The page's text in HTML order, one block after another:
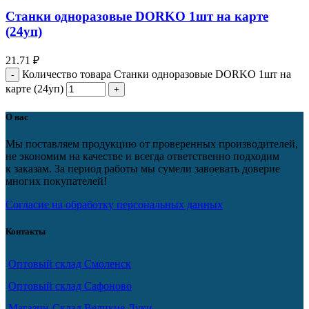
Станки одноразовые DORKO 1шт на карте
(24уп)
21.71 ₽
Количество товара Станки одноразовые DORKO 1шт на
карте (24уп)
О нас
Мы поставляем продукцию от проверенных производителей,
не экономим на качестве и всегда ответственно подходим
к заказам. За период работы мы сумели завоевать доверие
многих покупателей!
Согласие на обработку персональных данных
Контакты
Оптовый склад Смоленск
Оптовый склад Сафоново